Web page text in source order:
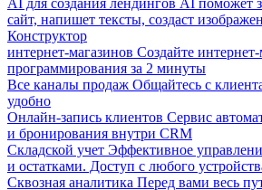
AI для создания лендингов AI поможет
сайт, напишет тексты, создаст
Конструктор
интернет-магазинов Создайте интернет-
программирования за 2 минуты
Все каналы продаж Общайтесь с
удобно
Онлайн-запись клиентов Сервис
и бронирования внутри CRM
Складской учет Эффективное
и остатками. Доступ с любого
Сквозная аналитика Перед вами весь